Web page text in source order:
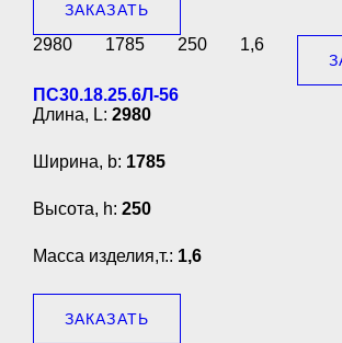
ЗАКАЗАТЬ
2980 1785 250 1,6
ПС30.18.25.6Л-56
Длина, L: 2980
Ширина, b: 1785
Высота, h: 250
Масса изделия,т.: 1,6
ЗАКАЗАТЬ